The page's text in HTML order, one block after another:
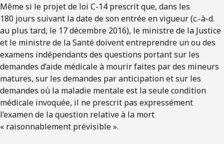
Même si le projet de loi C-14 prescrit que, dans les
180 jours suivant la date de son entrée en vigueur (c.-à-d.
au plus tard, le 17 décembre 2016), le ministre de la Justice
et le ministre de la Santé doivent entreprendre un ou des
examens indépendants des questions portant sur les
demandes d’aide médicale à mourir faites par des mineurs
matures, sur les demandes par anticipation et sur les
demandes où la maladie mentale est la seule condition
médicale invoquée, il ne prescrit pas expressément
l’examen de la question relative à la mort
« raisonnablement prévisible ».